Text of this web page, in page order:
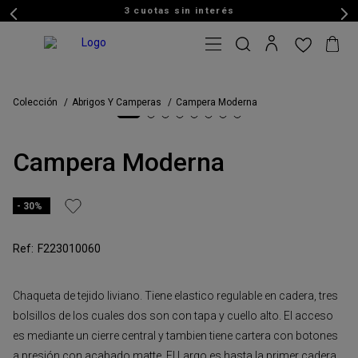
3 cuotas sin interés
Colección Abrigos Y Camperas Campera Moderna
Campera Moderna
30%
F223010060
Chaqueta de tejido liviano. Tiene elastico regulable en cadera, tres
bolsillos de los cuales dos son con tapa y cuello alto. El acceso
es mediante un cierre central y tambien tiene cartera con botones